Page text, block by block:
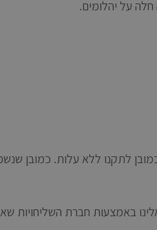
על יהלומים.
לתקנו ללא עלות. כמובן
את התכשיט ניתן לשלוח אלינו באמצעות